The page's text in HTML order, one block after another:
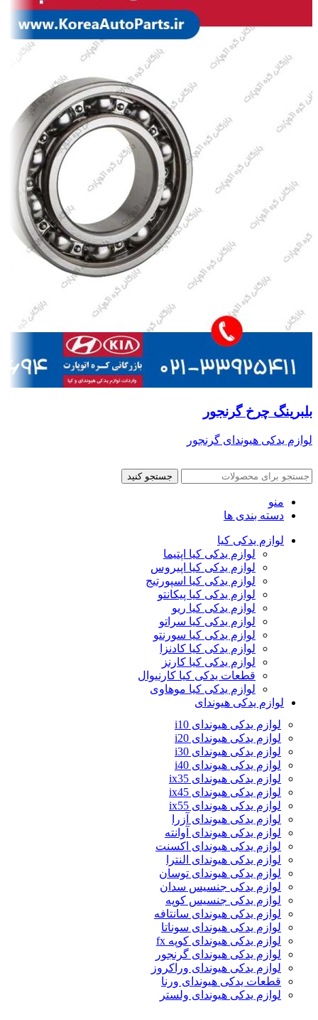
بلبرینگ چرخ گرنجور
لوازم یدکی هیوندای گرنجور
جستجو کنید
منو
دسته بندی ها
لوازم یدکی کیا
لوازم یدکی کیا اپتیما
لوازم یدکی کیا اپیروس
لوازم یدکی کیا اسپورتیج
لوازم یدکی کیا پیکانتو
لوازم یدکی کیا ریو
لوازم یدکی کیا سراتو
لوازم یدکی کیا سورنتو
لوازم یدکی کیا کادنزا
لوازم یدکی کیا کارنز
قطعات یدکی کیا کارنیوال
لوازم یدکی کیا موهاوی
لوازم یدکی هیوندای
لوازم یدکی هیوندای i10
لوازم یدکی هیوندای i20
لوازم یدکی هیوندای i30
لوازم یدکی هیوندای i40
لوازم یدکی هیوندای ix35
لوازم یدکی هیوندای ix45
لوازم یدکی هیوندای ix55
لوازم یدکی هیوندای آزرا
لوازم یدکی هیوندای آوانته
لوازم یدکی هیوندای اکسنت
لوازم یدکی هیوندای النترا
لوازم یدکی هیوندای توسان
لوازم یدکی جنسیس سدان
لوازم یدکی جنسیس کوپه
لوازم یدکی هیوندای سانتافه
لوازم یدکی هیوندای سوناتا
لوازم یدکی هیوندای کوپه fx
لوازم یدکی هیوندای گرنجور
لوازم یدکی هیوندای وراکروز
قطعات یدکی هیوندای ورنا
لوازم یدکی هیوندای ولستر